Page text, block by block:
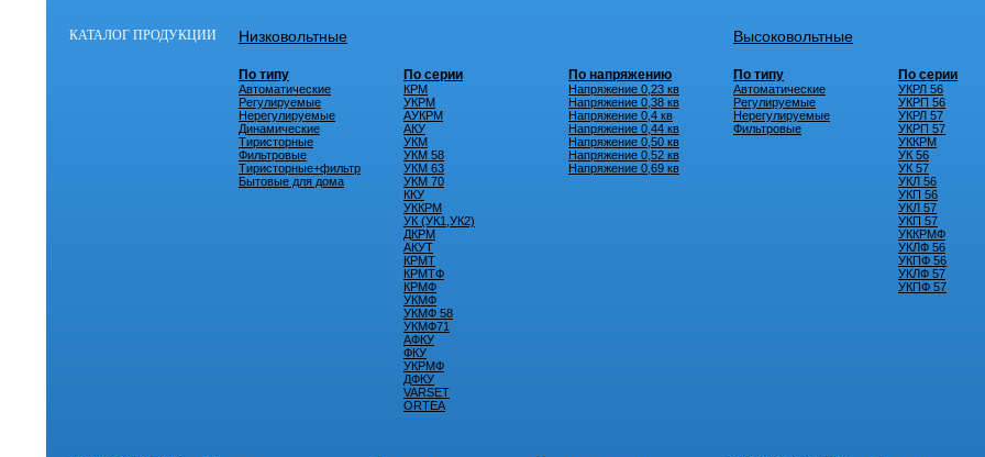
КАТАЛОГ ПРОДУКЦИИ Низковольтные
По типу
Автоматические
Регулируемые
Нерегулируемые
Динамические
Тиристорные
Фильтровые
Тиристорные+фильтр
Бытовые для дома
По серии
КРМ
УКРМ
АУКРМ
АКУ
УКМ
УКМ 58
УКМ 63
УКМ 70
ККУ
УККРМ
УК (УК1,УК2)
ДКРМ
АКУТ
КРМТ
КРМТФ
КРМФ
УКМФ
УКМФ 58
УКМФ71
АФКУ
ФКУ
УКРМФ
ДФКУ
VARSET
ORTEA
По напряжению
Напряжение 0,23 кв
Напряжение 0,38 кв
Напряжение 0,4 кв
Напряжение 0,44 кв
Напряжение 0,50 кв
Напряжение 0,52 кв
Напряжение 0,69 кв
Высоковольтные
По типу
Автоматические
Регулируемые
Нерегулируемые
Фильтровые
По серии
УКРЛ 56
УКРП 56
УКРЛ 57
УКРП 57
УККРМ
УК 56
УК 57
УКЛ 56
УКП 56
УКЛ 57
УКП 57
УККРМФ
УКЛФ 56
УКПФ 56
УКЛФ 57
УКПФ 57